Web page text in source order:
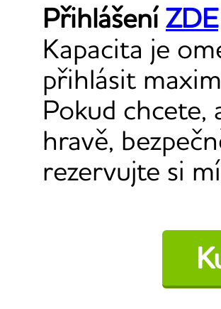
Přihlášení ZDE
Kapacita je
přihlásit
Pokud chcete,
hravě,
rezervujte si